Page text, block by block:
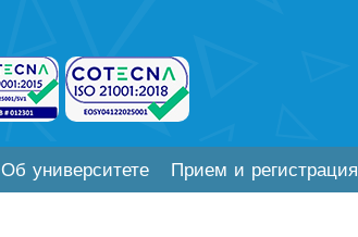
Об университете Прием и регистрация